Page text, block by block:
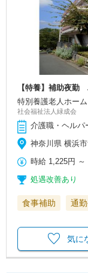
【特養】補助夜勤
特別養護老人ホー
社会福祉法人緑成会
介護職・ヘルパ
神奈川県 横浜
時給 1,225円 ～
処遇改善あり
食事補助 通
気に